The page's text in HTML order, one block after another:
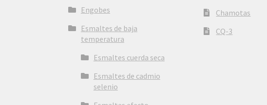
Engobes
Esmaltes de baja
temperatura
Esmaltes cuerda seca
Esmaltes de cadmio
selenio
Chamotas
CQ-3